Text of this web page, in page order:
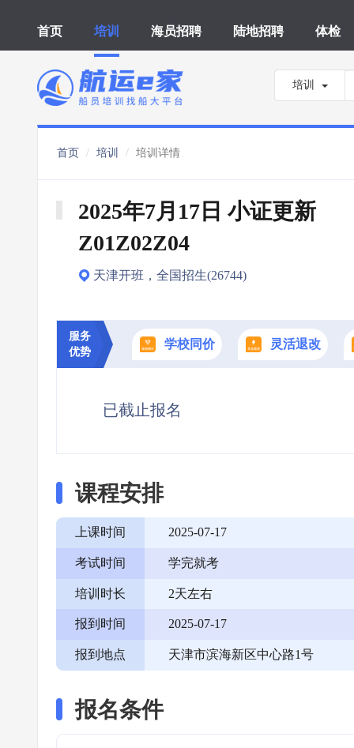
首页 培训 海员招聘 陆地招聘 体检
培训
首页 培训 培训详情
2025年7月17日 小证更新
Z01Z02Z04
天津开班，全国招生(26744)
服务
优势
学校同价 灵活退改
已截止报名
课程安排
上课时间 2025-07-17
考试时间 学完就考
培训时长 2天左右
报到时间 2025-07-17
报到地点 天津市滨海新区中心路1号
报名条件